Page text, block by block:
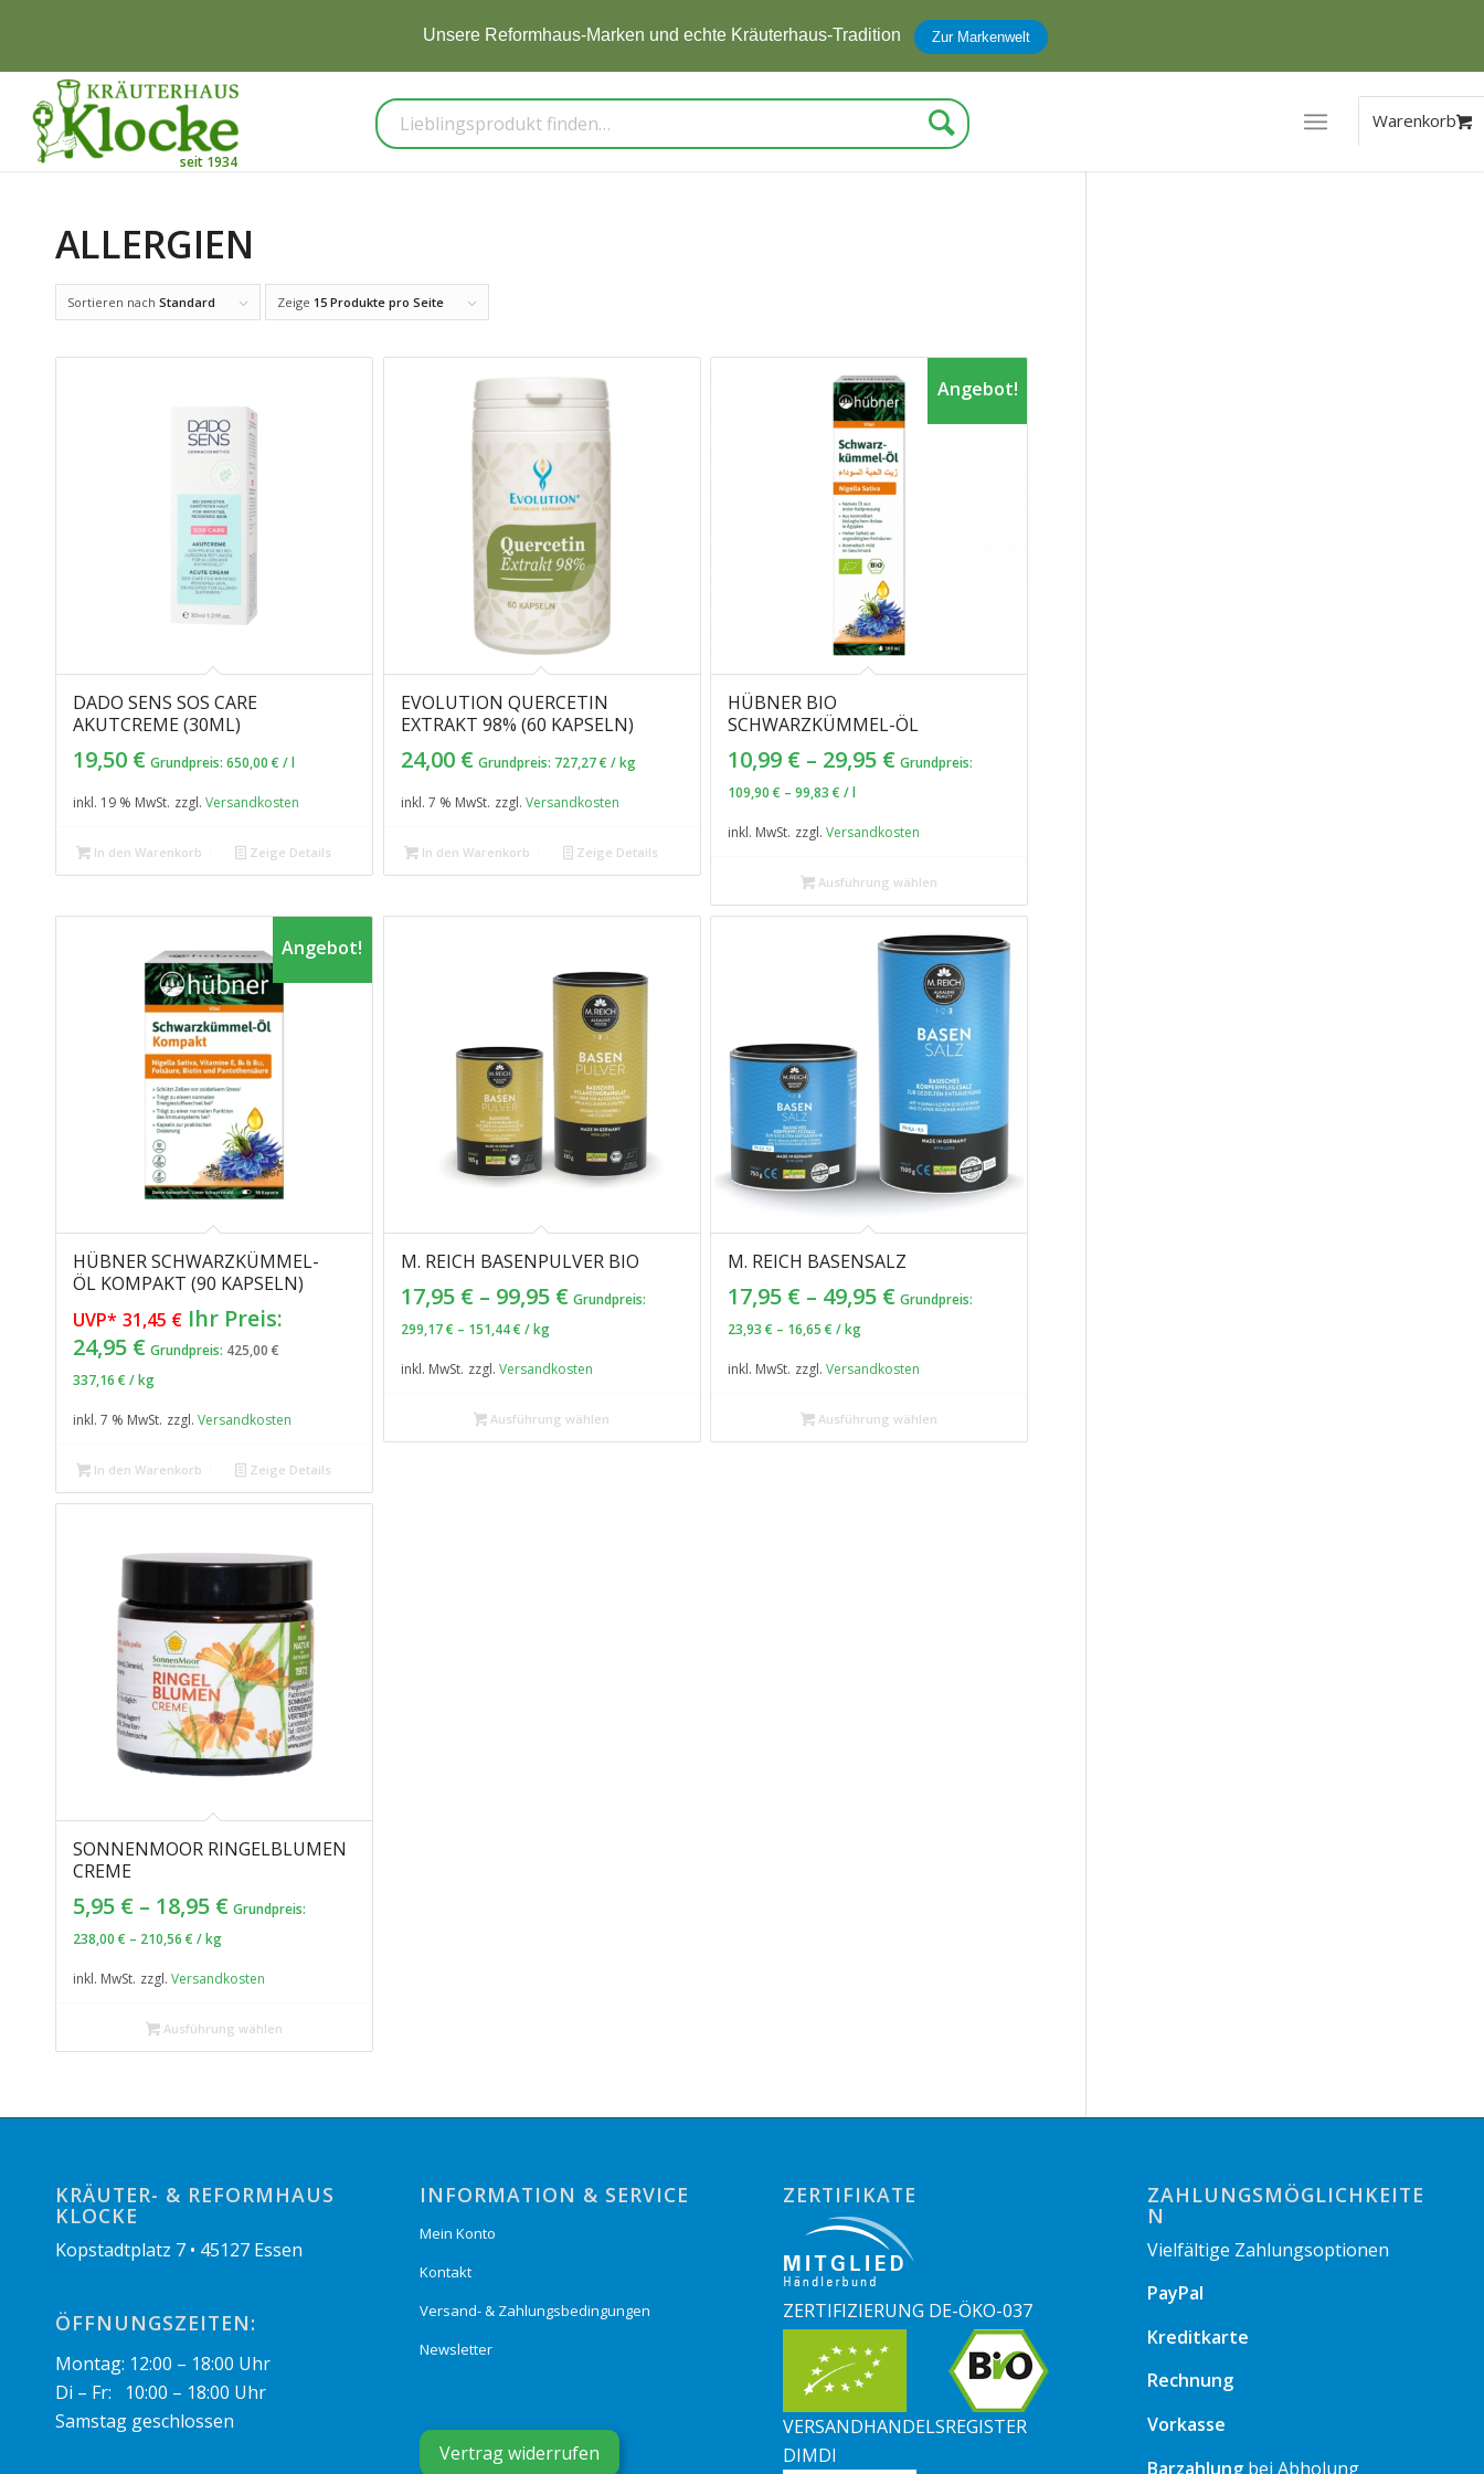
Unsere Reformhaus-Marken und echte Kräuterhaus-Tradition Zur Markenwelt
Suche
ALLERGIEN
Sortieren nach Standard Zeige 15 Produkte pro Seite
DADO SENS SOS CARE
AKUTCREME (30ML)
19,50 € Grundpreis: 650,00 € /l
inkl. 19 % MwSt. zzgl. Versandkosten
In den Warenkorb Zeige Details
EVOLUTION QUERCETIN
EXTRAKT 98% (60 KAPSELN)
24,00 € Grundpreis: 727,27€ /kg
inkl. 7 % MwSt. zzgl. Versandkosten
In den Warenkorb Zeige Details
HÜBNER BIO
SCHWARZKÜMMEL-ÖL
10,99 € – 29,95 €
Angebot!
Grundpreis:
109,90€ –99,83€ /l
inkl. MwSt. zzgl.Versandkosten
Ausführung wählen
HÜBNER SCHWARZKÜMMEL-
ÖL KOMPAKT (90 KAPSELN)
UVP* 31,45 € Ursprünglicher
Preis
Ihr Preis:
24,95 €Aktueller
Preis
ist:
24,95 €.
Angebot!
Grundpreis: 425,00 €
337,16 € /kg
inkl. 7 % MwSt. zzgl. Versandkosten
In den Warenkorb Zeige Details
M. REICH BASENPULVER BIO
17,95 €– 99,95 € Grundpreis:
299,17€ – 151,44€ /kg
inkl. MwSt. zzgl. Versandkosten
Ausführung wählen
M. REICH BASENSALZ
17,95 € – 49,95 € Grundpreis:
23,93€ – 16,65€ /kg
inkl. MwSt. zzgl.Versandkosten
Ausführung wählen
SONNENMOOR RINGELBLUMEN
CREME
5,95 € – 18,95 € Grundpreis:
238,00 € – 210,56 € /kg
inkl. MwSt. zzgl. Versandkosten
Ausführung wählen
KRÄUTER- & REFORMHAUS
KLOCKE
Kopstadtplatz 7 • 45127 Essen
ÖFFNUNGSZEITEN:
Montag: 12:00 – 18:00 Uhr
Di – Fr: 10:00 – 18:00 Uhr
Samstag geschlossen
INFORMATION & SERVICE
Mein Konto
Kontakt
Versand- & Zahlungsbedingungen
Newsletter
Vertrag widerrufen
ZERTIFIKATE
ZERTIFIZIERUNG DE-ÖKO-037
VERSANDHANDELSREGISTER
DIMDI
ZAHLUNGSMÖGLICHKEITE
N
Vielfältige Zahlungsoptionen
PayPal
Kreditkarte
Rechnung
Vorkasse
Barzahlungbei Abholung